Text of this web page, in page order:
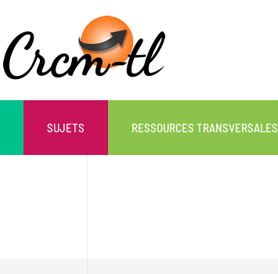
SUJETS RESSOURCES TRANSVERSALES